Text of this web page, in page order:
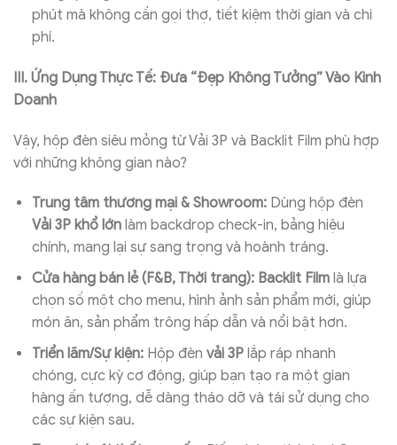
phút mà không cần gọi thợ, tiết kiệm thời gian và chi
phí.
III. Ứng Dụng Thực Tế: Đưa “Đẹp Không Tưởng” Vào Kinh
Doanh
Vậy, hộp đèn siêu mỏng từ Vải 3P và Backlit Film phù hợp
với những không gian nào?
Trung tâm thương mại & Showroom:Dùng hộp đèn
Vải 3P khổ lớnlàm backdrop check-in, bảng hiệu
chính, mang lại sự sang trọng và hoành tráng.
Cửa hàng bán lẻ (F&B, Thời trang): Backlit Filmlà lựa
chọn số một cho menu, hình ảnh sản phẩm mới, giúp
món ăn, sản phẩm trông hấp dẫn và nổi bật hơn.
Triển lãm/Sự kiện:Hộp đèn vải 3Plắp ráp nhanh
chóng, cực kỳ cơ động, giúp bạn tạo ra một gian
hàng ấn tượng, dễ dàng tháo dỡ và tái sử dụng cho
các sự kiện sau.